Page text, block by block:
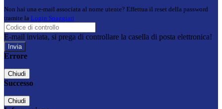
Non hai una e-mail associata al nome utente? Effettua il reset della password
tramite la Login Spaggiari
E-mail inviata, si prega di controllare la casella di posta elettronica!
Errore
Chiudi
Successo
Chiudi